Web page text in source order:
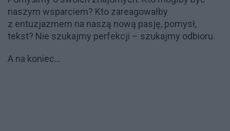
naszym wsparciem? Kto zareagowałby
z entuzjazmem na naszą nową pasję, pomysł,
tekst? Nie szukajmy perfekcji – szukajmy odbioru.
A na koniec...